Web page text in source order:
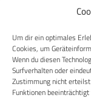
Um dir ein optimales
Cookies, um
Wenn du diesen
Surfverhalten oder
Zustimmung nicht
Funktionen
Cookie-